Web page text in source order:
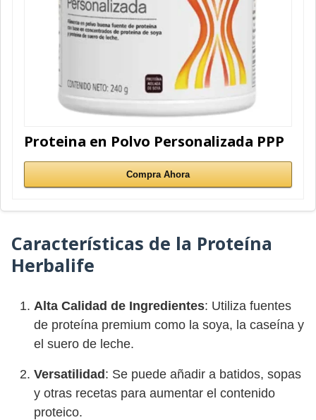
Proteina en Polvo Personalizada PPP
Compra Ahora
Características de la Proteína
Herbalife
Alta Calidad de Ingredientes: Utiliza fuentes
de proteína premium como la soya, la caseína y
el suero de leche.
Versatilidad: Se puede añadir a batidos, sopas
y otras recetas para aumentar el contenido
proteico.